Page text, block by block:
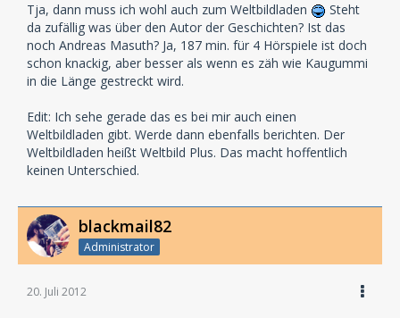
Tja, dann muss ich wohl auch zum Weltbildladen
Steht
da zufällig was über den Autor der Geschichten? Ist das
noch Andreas Masuth? Ja, 187 min. für 4 Hörspiele ist doch
schon knackig, aber besser als wenn es zäh wie Kaugummi
in die Länge gestreckt wird.
Edit: Ich sehe gerade das es bei mir auch einen
Weltbildladen gibt. Werde dann ebenfalls berichten. Der
Weltbildladen heißt Weltbild Plus. Das macht hoffentlich
keinen Unterschied.
blackmail82
Administrator
20. Juli 2012